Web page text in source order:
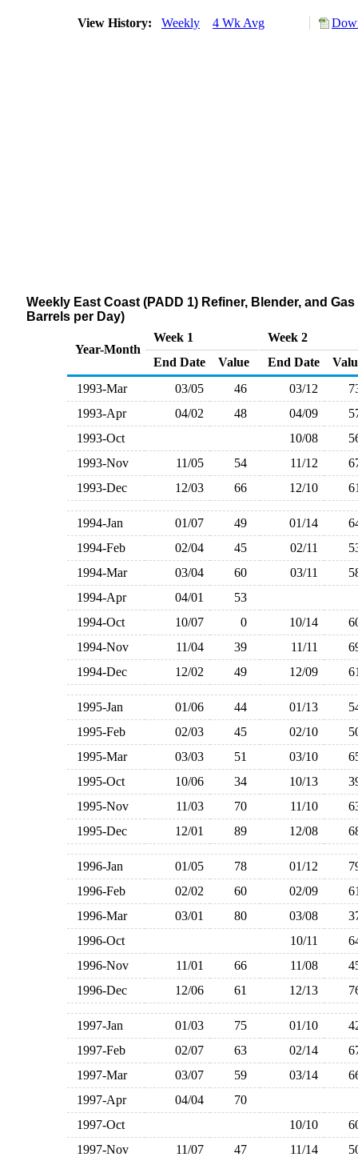
View History: Weekly 4 Wk Avg
Weekly East Coast (PADD 1) Refiner, Blender, and
Barrels per Day)
Year-Month
Week 1
Week 2
End Date
Value End Date
1993-Mar
03/05 46 03/12
1993-Apr
04/02 48 04/09
1993-Oct
10/08
1993-Nov
11/05 54 11/12
1993-Dec
12/03 66 12/10
1994-Jan 01/07 49 01/14
1994-Feb
02/04 45 02/11
1994-Mar
03/04 60 03/11
1994-Apr
04/01
53
1994-Oct
10/07 0 10/14
1994-Nov
11/04 39 11/11
1994-Dec
12/02 49 12/09
1995-Jan 01/06 44 01/13
1995-Feb
02/03 45 02/10
1995-Mar
03/03 51 03/10
1995-Oct
10/06 34 10/13
1995-Nov
11/03 70 11/10
1995-Dec
12/01 89 12/08
1996-Jan 01/05 78 01/12
1996-Feb
02/02 60 02/09
1996-Mar
03/01 80 03/08
1996-Oct
10/11
1996-Nov
11/01 66 11/08
1996-Dec
12/06 61 12/13
1997-Jan 01/03 75 01/10
1997-Feb
02/07 63 02/14
1997-Mar
03/07 59 03/14
1997-Apr
04/04
70
1997-Oct
10/10
1997-Nov
11/07 47 11/14